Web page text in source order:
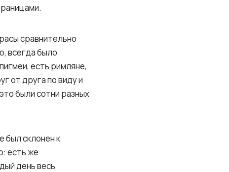
сравнительно
всегда было
есть римляне,
от друга по виду и
были сотни разных
был склонен к
есть же
день весь